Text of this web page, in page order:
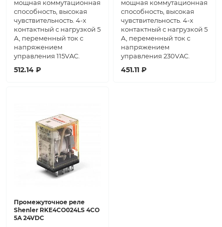
мощная коммутационная
способность, высокая
чувствительность. 4-х
контактный с нагрузкой 5
А, переменный ток с
напряжением
управления 115VAC.
512.14 ₽
мощная коммутационная
способность, высокая
чувствительность. 4-х
контактный с нагрузкой 5
А, переменный ток с
напряжением
управления 230VAC.
451.11 ₽
Промежуточное реле
Shenler RKE4CO024LS 4CO
5A 24VDC